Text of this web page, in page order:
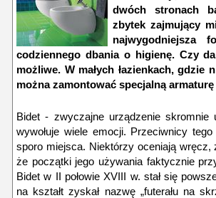
dwóch stronach
zbytek zajmujący
najwygodniejsza
codziennego dbania o higienę. Czy
możliwe. W małych łazienkach, gdzie
można zamontować specjalną
Bidet - zwyczajne urządzenie
wywołuje wiele emocji. Przeciwnicy
sporo miejsca. Niektórzy oceniają
że początki jego używania faktycznie
Bidet w II połowie XVIII w. stał się
na kształt zyskał nazwę „futerału na